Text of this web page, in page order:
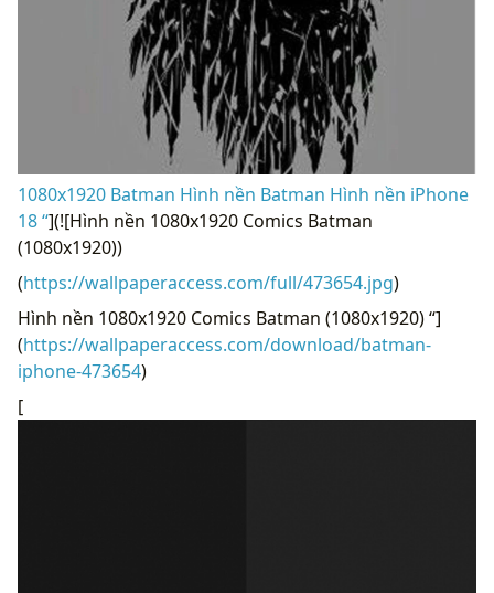
1080x1920 Batman Hình nền Batman Hình nền iPhone
18 “](![Hình nền 1080x1920 Comics Batman
(1080x1920))
(https://wallpaperaccess.com/full/473654.jpg)
Hình nền 1080x1920 Comics Batman (1080x1920) “]
(https://wallpaperaccess.com/download/batman-
iphone-473654)
[